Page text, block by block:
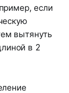
если
вытянуть
в 2